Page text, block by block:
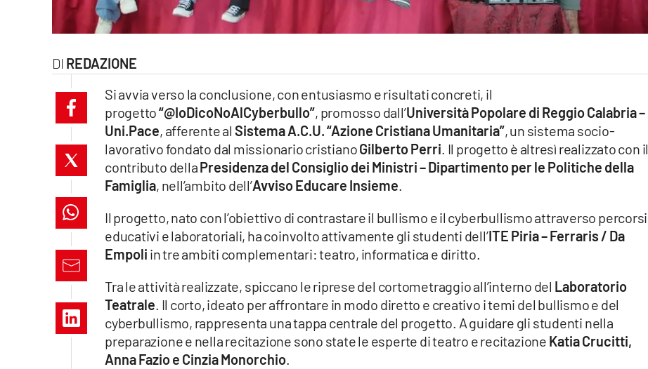
ilvibonese.it
catanzarochannel.it
lacapitalenews.it
REDAZIONE
Si avvia verso la conclusione, con entusiasmo e risultati concreti, il
progetto“@IoDicoNoAlCyberbullo”, promosso dall’Università Popolare di Reggio Calabria –
Uni.Pace, afferente al Sistema A.C.U. “Azione Cristiana Umanitaria”, un sistema socio-
lavorativo fondato dal missionario cristianoGilberto Perri. Il progetto è altresì realizzato con il
contributo dellaPresidenza del Consiglio dei Ministri – Dipartimento per le Politiche della
Famiglia, nell’ambito dell’Avviso Educare Insieme.
Il progetto, nato con l’obiettivo di contrastare il bullismo e il cyberbullismo attraverso percorsi
educativi e laboratoriali, ha coinvolto attivamente gli studenti dell’ITE Piria – Ferraris / Da
Empoli in tre ambiti complementari: teatro, informatica e diritto.
Tra le attività realizzate, spiccano le riprese del cortometraggio all’interno del Laboratorio
Teatrale. Il corto, ideato per affrontare in modo diretto e creativo i temi del bullismo e del
cyberbullismo, rappresenta una tappa centrale del progetto. A guidare gli studenti nella
preparazione e nella recitazione sono state le esperte di teatro e recitazione Katia Crucitti,
Anna Fazio e Cinzia Monorchio.